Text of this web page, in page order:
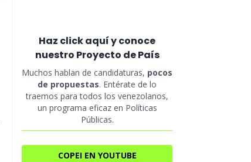
Haz click aquí y conoce
nuestro Proyecto de País
Muchos hablan de candidaturas, pocos
de propuestas. Entérate de lo
traemos para todos los venezolanos,
un programa eficaz en Políticas
Públicas.
COPEI EN YOUTUBE